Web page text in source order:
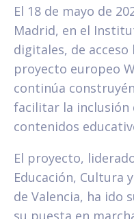
El 18 de mayo de
Madrid, en el
digitales, de
proyecto europeo
continúa
facilitar la inclusión
contenidos
El proyecto,
Educación, Cultura
de Valencia, ha ido